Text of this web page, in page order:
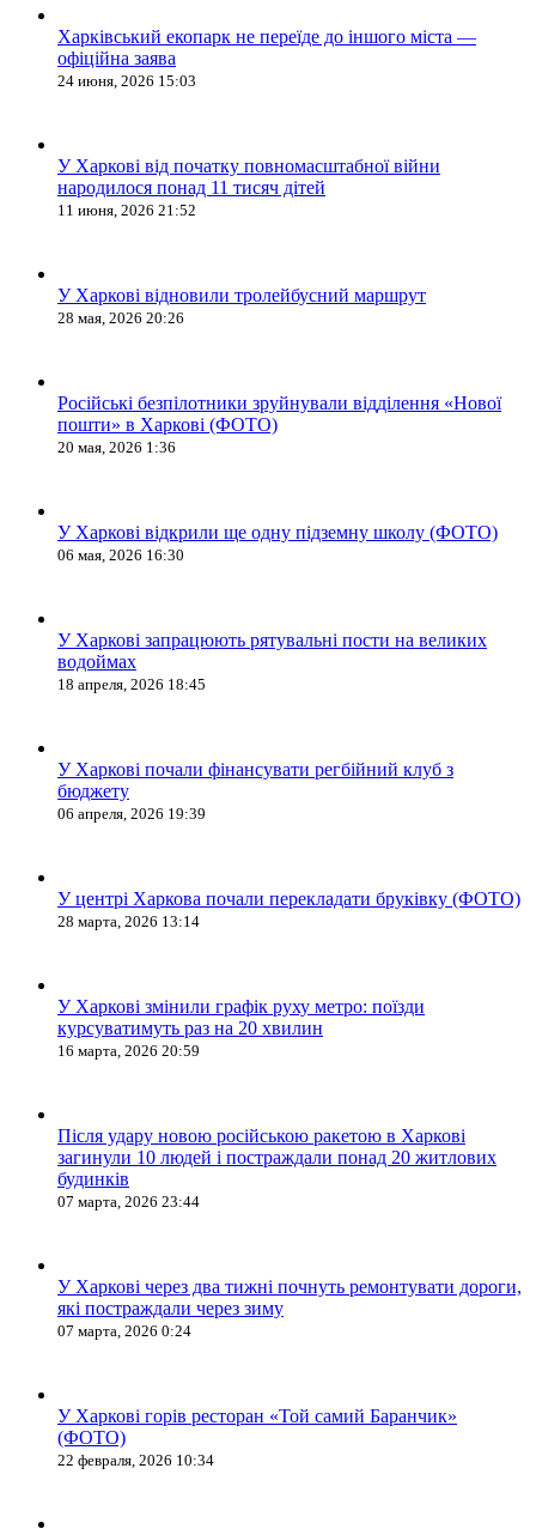
Харківський екопарк не переїде до іншого міста —
офіційна заява
24 июня, 2026 15:03
У Харкові від початку повномасштабної війни
народилося понад 11 тисяч дітей
11 июня, 2026 21:52
У Харкові відновили тролейбусний маршрут
28 мая, 2026 20:26
Російські безпілотники зруйнували відділення «Нової
пошти» в Харкові (ФОТО)
20 мая, 2026 1:36
У Харкові відкрили ще одну підземну школу (ФОТО)
06 мая, 2026 16:30
У Харкові запрацюють рятувальні пости на великих
водоймах
18 апреля, 2026 18:45
У Харкові почали фінансувати регбійний клуб з
бюджету
06 апреля, 2026 19:39
У центрі Харкова почали перекладати бруківку (ФОТО)
28 марта, 2026 13:14
У Харкові змінили графік руху метро: поїзди
курсуватимуть раз на 20 хвилин
16 марта, 2026 20:59
Після удару новою російською ракетою в Харкові
загинули 10 людей і постраждали понад 20 житлових
будинків
07 марта, 2026 23:44
У Харкові через два тижні почнуть ремонтувати дороги,
які постраждали через зиму
07 марта, 2026 0:24
У Харкові горів ресторан «Той самий Баранчик»
(ФОТО)
22 февраля, 2026 10:34